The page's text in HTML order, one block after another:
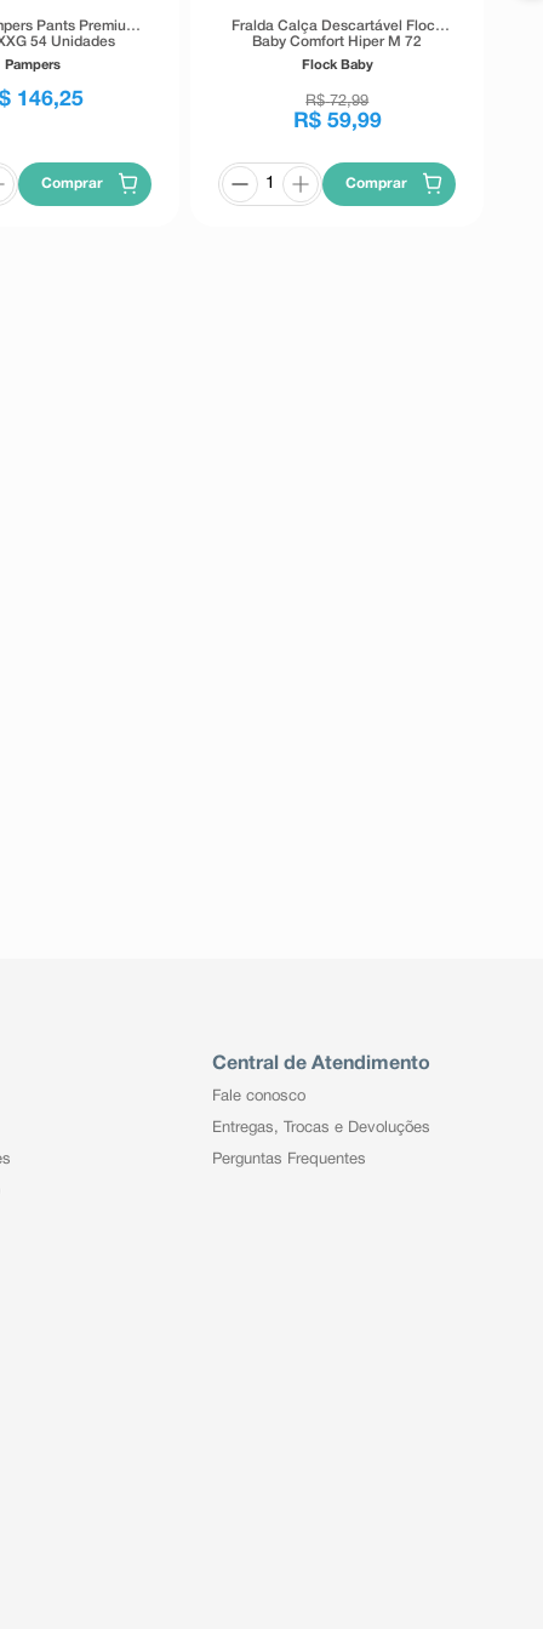
Pants Premium
54 Unidades
Pampers
146,25
Comprar
Fralda Calça Descartável Flock
Baby Comfort Hiper M 72
Unidades
Flock Baby
R$ 72,99
R$ 59,99
Comprar
Central de Atendimento
Fale conosco
Entregas, Trocas e Devoluções
Perguntas Frequentes